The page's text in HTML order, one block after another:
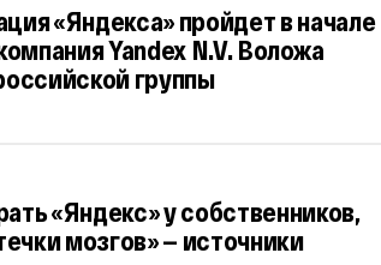
«Яндекса» пройдет в начале
Yandex N.V. Воложа
группы
«Яндекс» у собственников,
мозгов» — источники